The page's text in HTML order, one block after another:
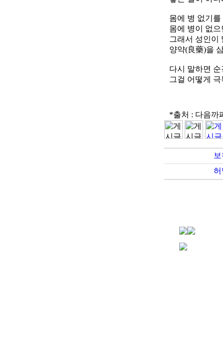
몸에 병 없기
몸에 병이 없
그래서 성인이
양약(良藥)을
다시 말하면
그걸 어떻게
*출처 : 다음까
허